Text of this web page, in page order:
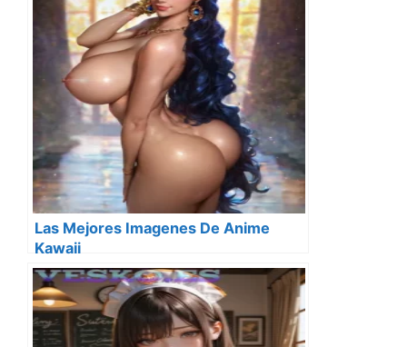
Las Mejores Imagenes De Anime
Kawaii